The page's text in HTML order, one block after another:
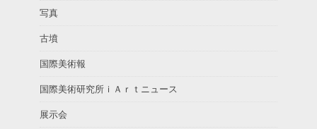
写真
古墳
国際美術報
国際美術研究所ｉＡｒｔニュース
展示会